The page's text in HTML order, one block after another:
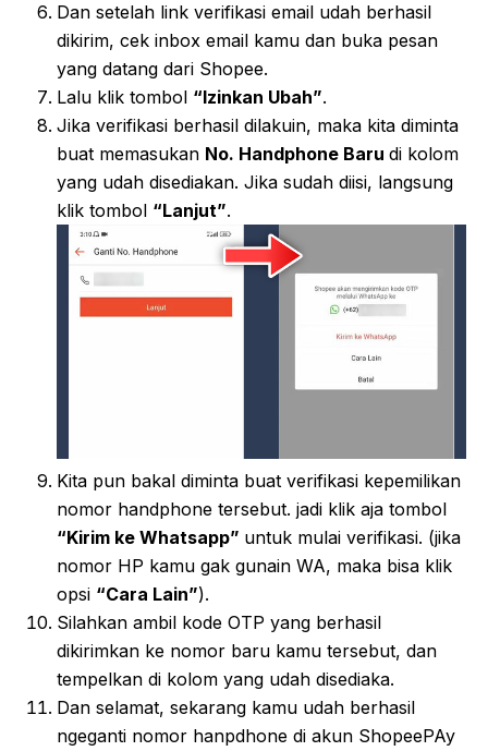
Dan setelah link verifikasi email udah berhasil
dikirim, cek inbox email kamu dan buka pesan
yang datang dari Shopee.
Lalu klik tombol “Izinkan Ubah”.
Jika verifikasi berhasil dilakuin, maka kita diminta
buat memasukan No. Handphone Baru di kolom
yang udah disediakan. Jika sudah diisi, langsung
klik tombol “Lanjut”.
Kita pun bakal diminta buat verifikasi kepemilikan
nomor handphone tersebut. jadi klik aja tombol
“Kirim ke Whatsapp” untuk mulai verifikasi. (jika
nomor HP kamu gak gunain WA, maka bisa klik
opsi “Cara Lain”).
Silahkan ambil kode OTP yang berhasil
dikirimkan ke nomor baru kamu tersebut, dan
tempelkan di kolom yang udah disediaka.
Dan selamat, sekarang kamu udah berhasil
ngeganti nomor hanpdhone di akun ShopeePAy